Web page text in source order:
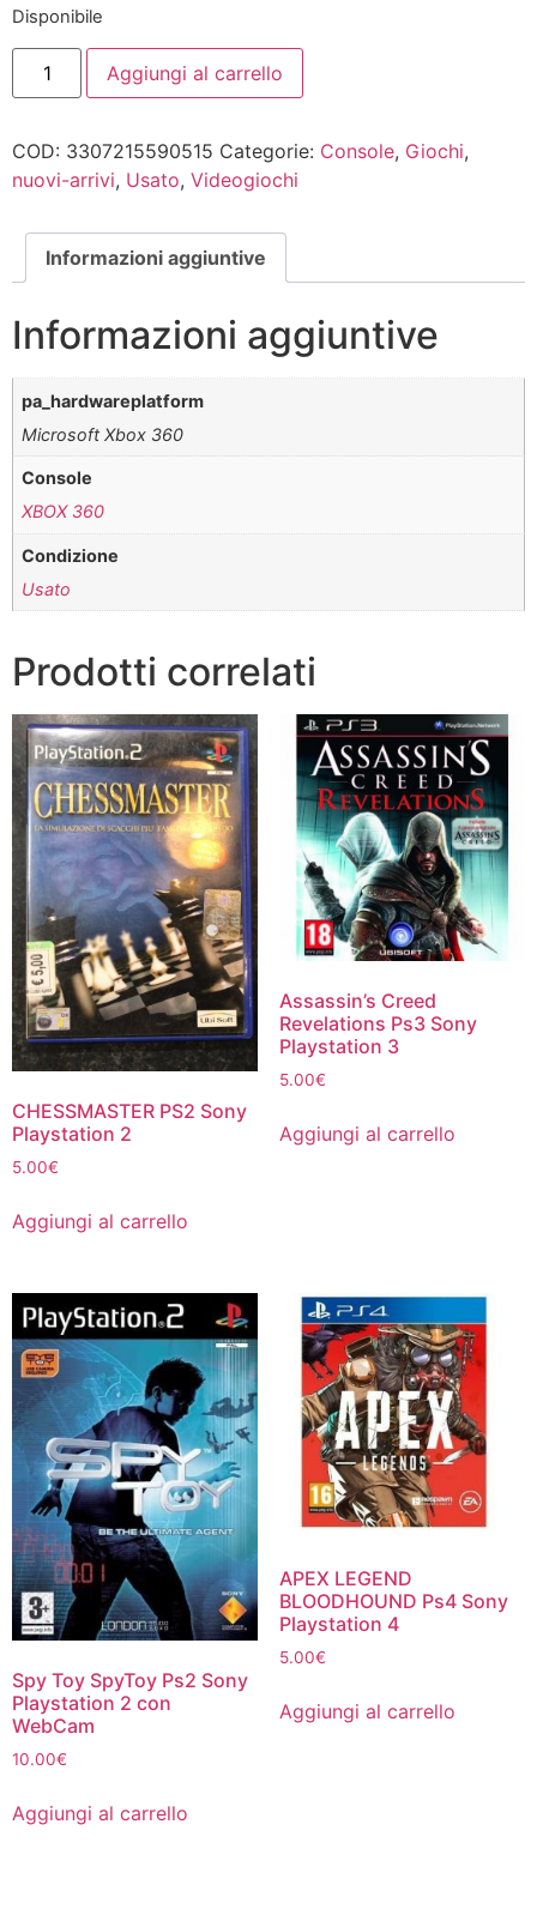
Disponibile
Assassin's
Creed
Revelations
360
quantità
Aggiungi al carrello
COD: 3307215590515 Categorie: Console, Giochi,
nuovi-arrivi, Usato, Videogiochi
Informazioni aggiuntive
Informazioni aggiuntive
pa_hardwareplatform
Microsoft Xbox 360
Console
XBOX 360
Condizione
Usato
Prodotti correlati
CHESSMASTER PS2 Sony
Playstation 2
5.00€
Aggiungi al carrello
Assassin’s Creed
Revelations Ps3 Sony
Playstation 3
5.00€
Aggiungi al carrello
Spy Toy SpyToy Ps2 Sony
Playstation 2 con
WebCam
10.00€
Aggiungi al carrello
APEX LEGEND
BLOODHOUND Ps4 Sony
Playstation 4
5.00€
Aggiungi al carrello